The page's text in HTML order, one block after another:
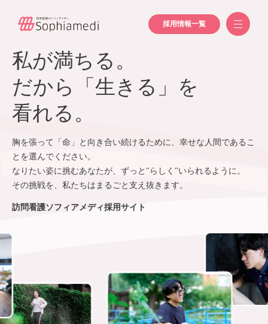
採用情報一覧
訪問看護ソフィアメディ採用サイト
私が満ちる。
だから「生きる」を
看れる。
胸を張って「命」と向き合い続けるために、幸せな人間であるこ
とを選んでください。
なりたい姿に挑むあなたが、ずっと"らしく"いられるように。
その挑戦を、私たちはまるごと支え抜きます。